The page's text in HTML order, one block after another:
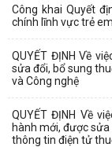
Công khai Quyết
chính lĩnh vực trẻ
QUYẾT ĐỊNH Về
sửa đổi, bổ sung
và Công nghệ
QUYẾT ĐỊNH Về
hành mới, được
thông tin điện tử